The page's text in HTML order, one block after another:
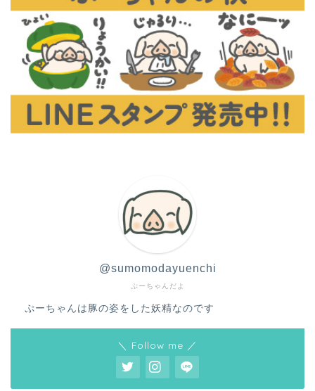
ぷーちゃんだよ
@sumomodayuenchi
ぷーちゃんは豚の姿をした妖精なのです
＼ Follow me ／